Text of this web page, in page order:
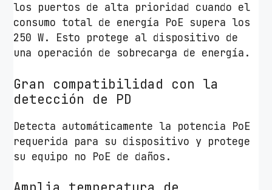
los puertos de alta prioridad cuando el
consumo total de energía PoE supera los
250 W. Esto protege al dispositivo de
una operación de sobrecarga de energía.
Gran compatibilidad con la
detección de PD
Detecta automáticamente la potencia PoE
requerida para su dispositivo y protege
su equipo no PoE de daños.